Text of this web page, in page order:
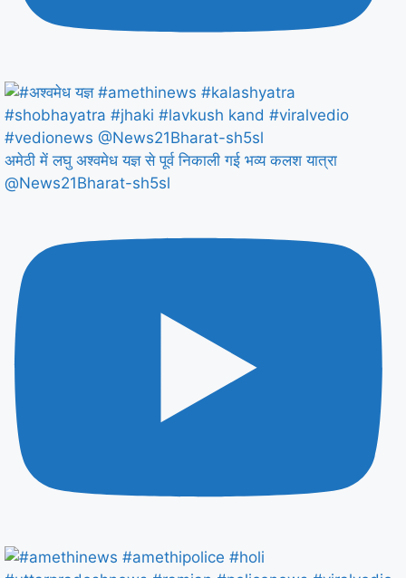
अमेठी में लघु अश्वमेध यज्ञ से पूर्व निकाली गई भव्य कलश यात्रा
@News21Bharat-sh5sl